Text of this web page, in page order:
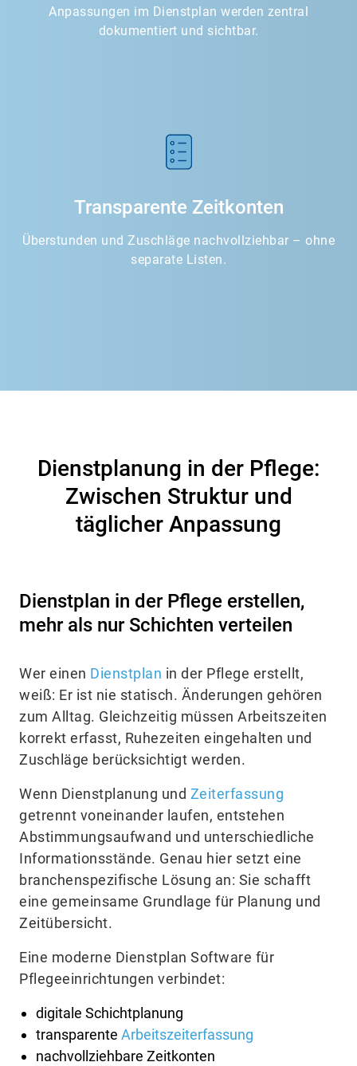
Anpassungen im Dienstplan werden zentral
dokumentiert und sichtbar.
Transparente Zeitkonten
Überstunden und Zuschläge nachvollziehbar – ohne
separate Listen.
Dienstplanung in der Pflege:
Zwischen Struktur und
täglicher Anpassung
Dienstplan in der Pflege erstellen,
mehr als nur Schichten verteilen
Wer einen Dienstplan in der Pflege erstellt,
weiß: Er ist nie statisch. Änderungen gehören
zum Alltag. Gleichzeitig müssen Arbeitszeiten
korrekt erfasst, Ruhezeiten eingehalten und
Zuschläge berücksichtigt werden.
Wenn Dienstplanung und Zeiterfassung
getrennt voneinander laufen, entstehen
Abstimmungsaufwand und unterschiedliche
Informationsstände. Genau hier setzt eine
branchenspezifische Lösung an: Sie schafft
eine gemeinsame Grundlage für Planung und
Zeitübersicht.
Eine moderne Dienstplan Software für
Pflegeeinrichtungen verbindet:
digitale Schichtplanung
transparente Arbeitszeiterfassung
nachvollziehbare Zeitkonten